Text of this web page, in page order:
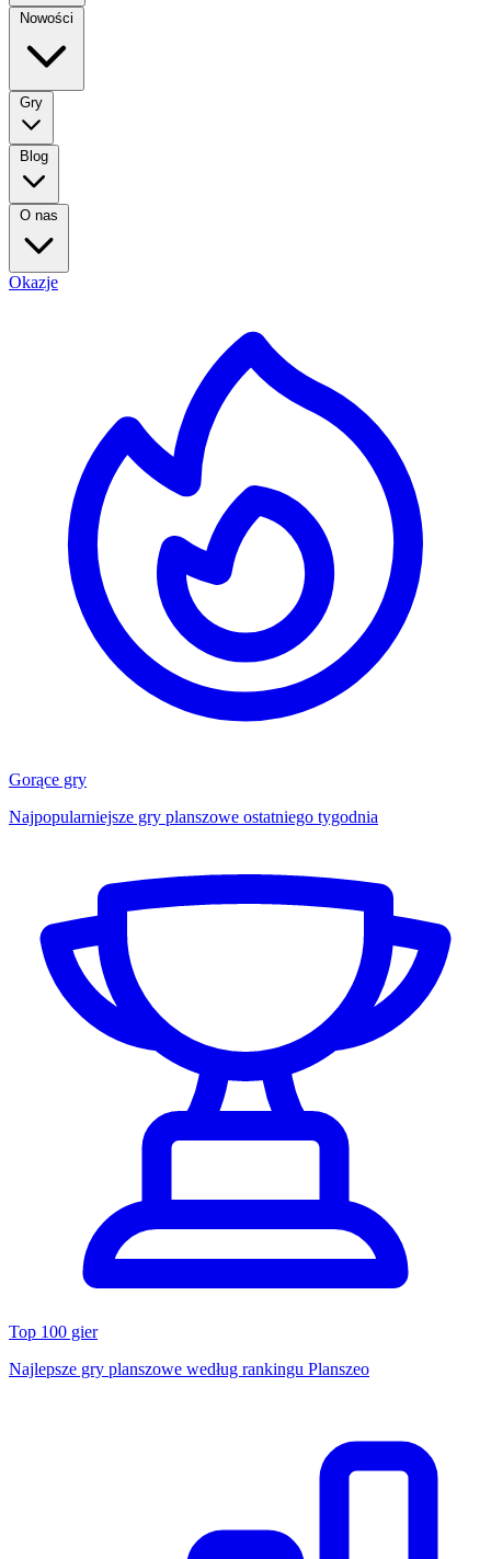
Nowości
Gry
Blog
O nas
Okazje
Gorące gry
Najpopularniejsze gry planszowe ostatniego tygodnia
Top 100 gier
Najlepsze gry planszowe według rankingu Planszeo